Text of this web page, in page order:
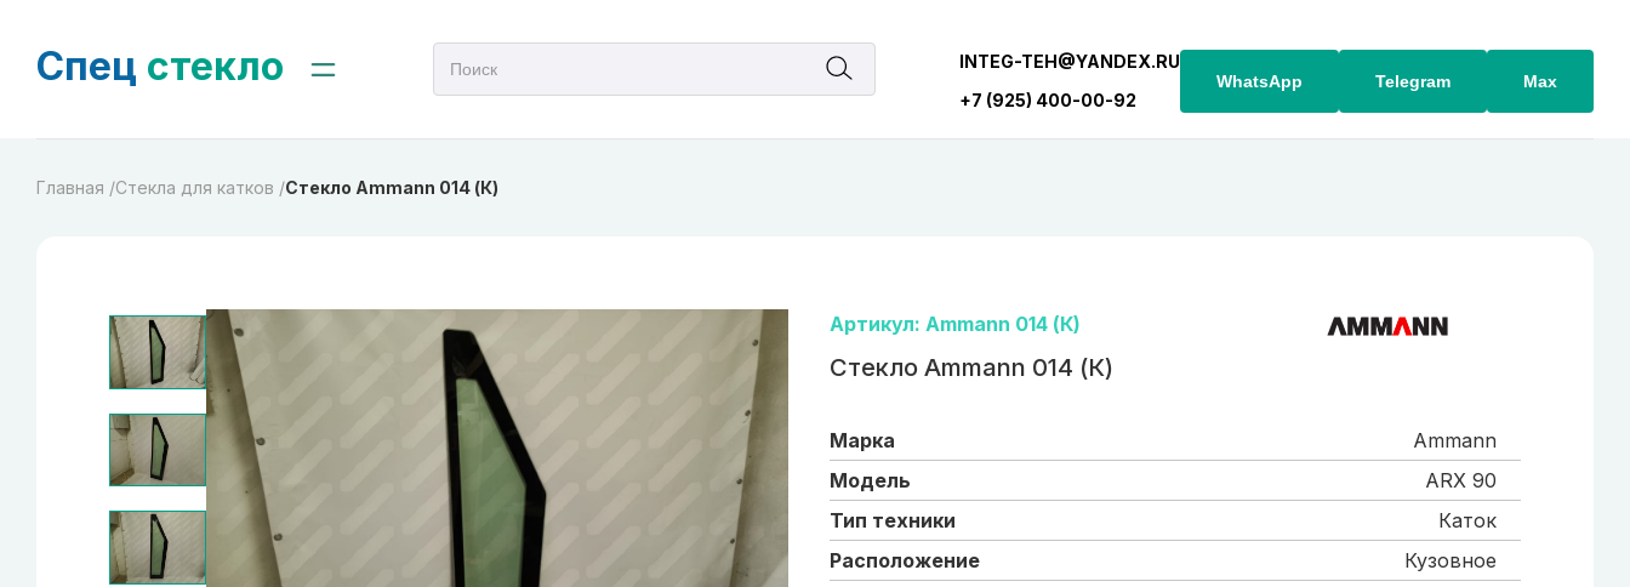
Спец стекло
INTEG-TEH@YANDEX.RU
+7 (925) 400-00-92
WhatsApp Telegram Max
Главная /Стекла для катков /Стекло Ammann 014 (К)
Артикул: Ammann 014 (К)
Стекло Ammann 014 (К)
Марка
Ammann
Модель
ARX 90
Тип техники
Каток
Расположение
Кузовное